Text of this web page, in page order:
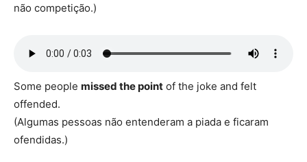
não competição.)
Some people missed the point of the joke and felt
offended.
(Algumas pessoas não entenderam a piada e ficaram
ofendidas.)